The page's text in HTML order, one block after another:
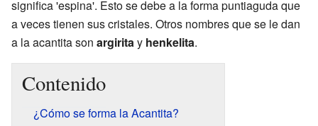
significa 'espina'. Esto se debe a la forma puntiaguda que
a veces tienen sus cristales. Otros nombres que se le dan
a la acantita son argiritay henkelita.
Contenido
¿Cómo se forma la Acantita?